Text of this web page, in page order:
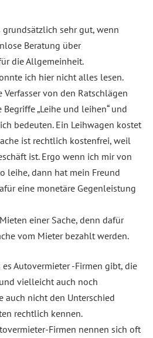
sehr gut, wenn
Beratung über
die Allgemeinheit.
ich hier nicht alles lesen.
von den Ratschlägen
„Leihe und leihen“ und
bedeuten. Ein Leihwagen kostet
ist rechtlich kostenfrei, weil
ist. Ergo wenn ich mir von
leihe, dann hat mein Freund
eine monetäre Gegenleistung
einer Sache, denn dafür
vom Mieter bezahlt werden.
es Autovermieter -Firmen gibt, die
vielleicht auch noch
auch nicht den Unterschied
rechtlich kennen.
Firmen nennen sich oft